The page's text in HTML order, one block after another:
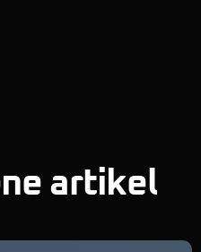
artikel